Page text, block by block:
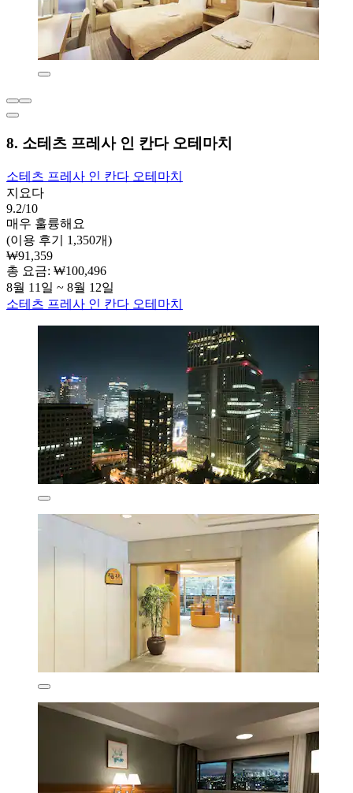
8. 소테츠 프레사 인 칸다 오테마치
소테츠 프레사 인 칸다 오테마치
지요다
9.2/10
매우 훌륭해요
(이용 후기 1,350개)
₩91,359
총 요금: ₩100,496
8월 11일 ~ 8월 12일
소테츠 프레사 인 칸다 오테마치